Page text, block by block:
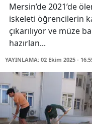
Mersin’de 2021’de
iskeleti öğrencilerin
çıkarılıyor ve müze
hazırlan...
YAYINLAMA: 02 Ekim 2025 -